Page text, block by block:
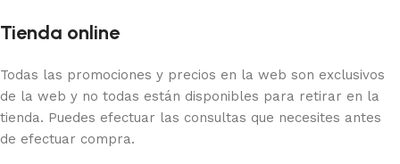
Tienda online
Todas las promociones y precios en la web son exclusivos
de la web y no todas están disponibles para retirar en la
tienda. Puedes efectuar las consultas que necesites antes
de efectuar compra.